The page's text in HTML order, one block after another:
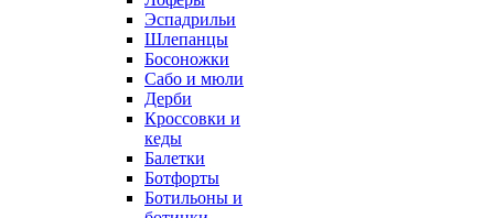
Эспадрильи
Шлепанцы
Босоножки
Сабо и мюли
Дерби
Кроссовки и
кеды
Балетки
Ботфорты
Ботильоны и